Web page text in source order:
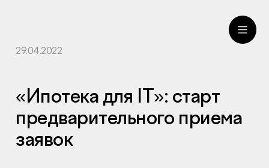
29.04.2022
«Ипотека для IT»: старт
предварительного приема
заявок